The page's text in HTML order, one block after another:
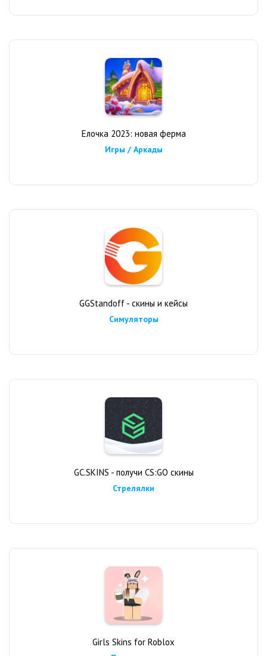
Елочка 2023: новая ферма
Игры / Аркады
GGStandoff - скины и кейсы
Симуляторы
GC.SKINS - получи CS:GO скины
Стрелялки
Girls Skins for Roblox